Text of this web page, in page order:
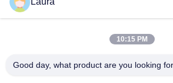
Cisco C1200-8T-E-2G-katalysator 1200-
switch met 8 poorten en 2 SFP-uplinks
Cisco IE-3400-8T2S-E industriële
10:15 PM
Good day, what product are you looking